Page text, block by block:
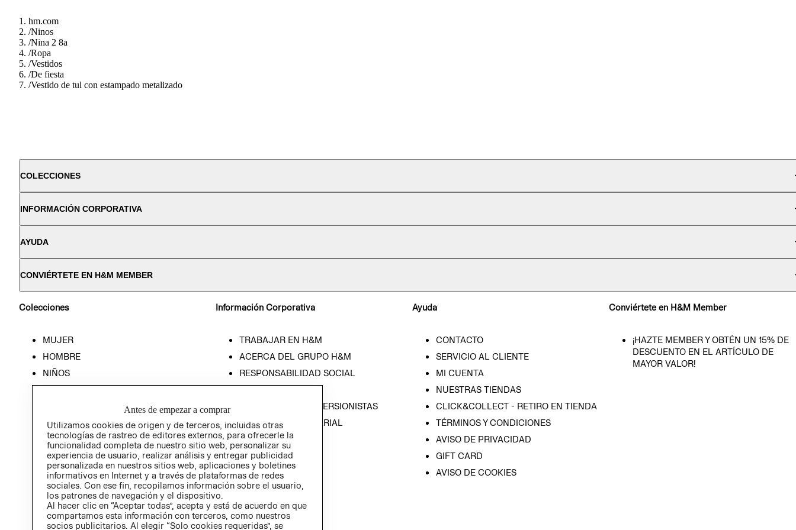
hm.com
/Ninos
/Nina 2 8a
/Ropa
/Vestidos
/De fiesta
/Vestido de tul con estampado metalizado
COLECCIONES
INFORMACIÓN CORPORATIVA
AYUDA
CONVIÉRTETE EN H&M MEMBER
Colecciones
MUJER
HOMBRE
NIÑOS
Información Corporativa
TRABAJAR EN H&M
ACERCA DEL GRUPO H&M
RESPONSABILIDAD SOCIAL
RELACIÓN CON INVERSIONISTAS
POLÍTICA EMPRESARIAL
Ayuda
CONTACTO
SERVICIO AL CLIENTE
MI CUENTA
NUESTRAS TIENDAS
CLICK&COLLECT - RETIRO EN TIENDA
TÉRMINOS Y CONDICIONES
AVISO DE PRIVACIDAD
GIFT CARD
AVISO DE COOKIES
Conviértete en H&M Member
¡HAZTE MEMBER Y OBTÉN UN 15% DE
DESCUENTO EN EL ARTÍCULO DE
MAYOR VALOR!
Antes de empezar a comprar
Utilizamos cookies de origen y de terceros, incluidas otras
tecnologías de rastreo de editores externos, para ofrecerle la
funcionalidad completa de nuestro sitio web, personalizar su
experiencia de usuario, realizar análisis y entregar publicidad
personalizada en nuestros sitios web, aplicaciones y boletines
informativos en Internet y a través de plataformas de redes
sociales. Con ese fin, recopilamos información sobre el usuario,
los patrones de navegación y el dispositivo.
Al hacer clic en “Aceptar todas”, acepta y está de acuerdo en que
compartamos esta información con terceros, como nuestros
socios publicitarios. Al elegir “Solo cookies requeridas”, se